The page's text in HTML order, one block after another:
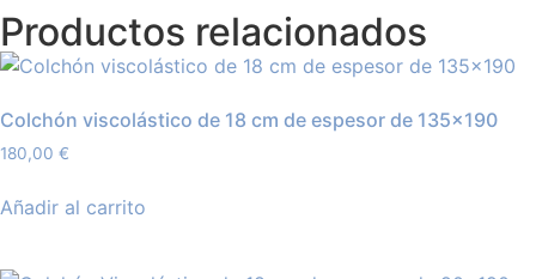
Productos relacionados
Colchón viscolástico de 18 cm de espesor de 135×190
180,00 €
Añadir al carrito